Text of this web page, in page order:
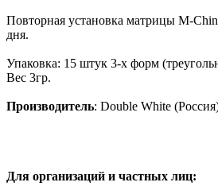
Повторная установка матрицы M-Chin
дня.
Упаковка: 15 штук 3-х форм
Вес 3гр.
Производитель: Double White
Для организаций и частных лиц: